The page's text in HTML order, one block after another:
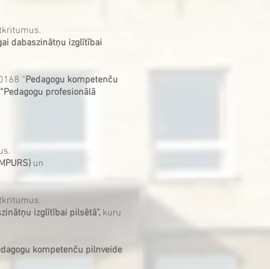
dabaszinātņu izglītībai
“Pedagogu kompetenču
“Pedagogu profesionālā
un
izglītībai pilsētā", kuru
kompetenču pilnveide